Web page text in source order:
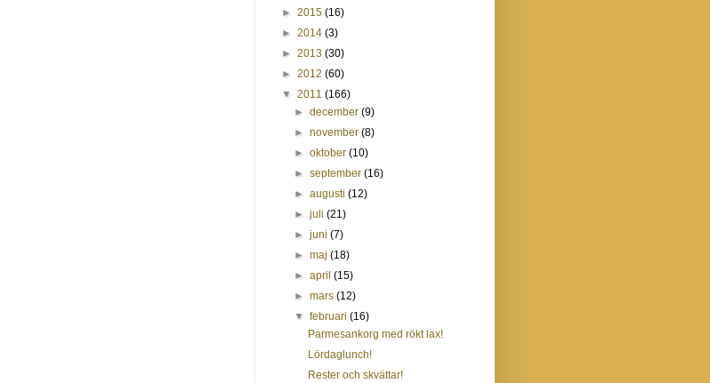
► 2015 (16)
► 2014 (3)
► 2013 (30)
► 2012 (60)
▼ 2011 (166)
►december(9)
►november(8)
►oktober(10)
►september(16)
►augusti(12)
►juli(21)
►juni(7)
►maj(18)
►april(15)
►mars(12)
▼februari(16)
Parmesankorg med rökt lax!
Lördaglunch!
Rester och skvättar!